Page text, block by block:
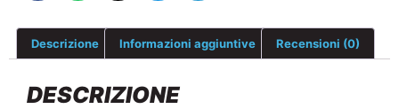
Descrizione Informazioni aggiuntive Recensioni (0)
DESCRIZIONE